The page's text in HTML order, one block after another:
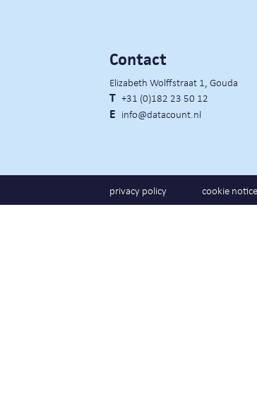
Contact
Elizabeth Wolffstraat 1, Gouda
T +31 (0)182 23 50 12
E info@datacount.nl
privacy policy cookie notice